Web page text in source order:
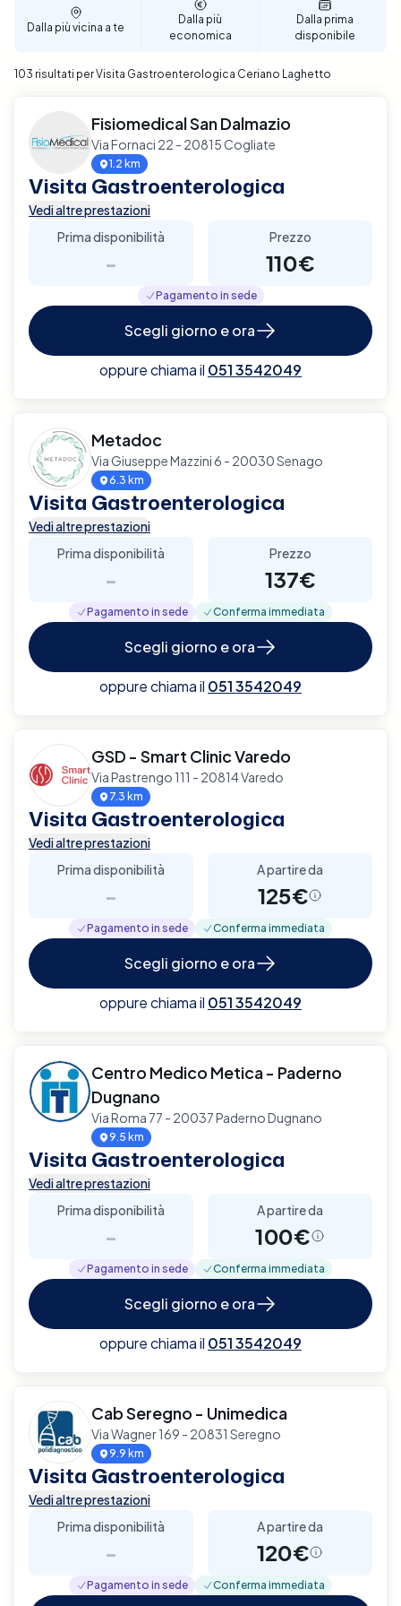
Dalla più vicina a te
Dalla più
economica
Dalla prima
disponibile
103 risultati per Visita Gastroenterologica Ceriano Laghetto
Fisiomedical San Dalmazio
Via Fornaci 22 - 20815 Cogliate
1.2 km
Visita Gastroenterologica
Vedi altre prestazioni
Prima disponibilità
-
Prezzo
110€
Pagamento in sede
Scegli giorno e ora
oppure chiama il 051 3542049
Metadoc
Via Giuseppe Mazzini 6 - 20030 Senago
6.3 km
Visita Gastroenterologica
Vedi altre prestazioni
Prima disponibilità
-
Prezzo
137€
Pagamento in sede Conferma immediata
Scegli giorno e ora
oppure chiama il 051 3542049
GSD - Smart Clinic Varedo
Via Pastrengo 111 - 20814 Varedo
7.3 km
Visita Gastroenterologica
Vedi altre prestazioni
Prima disponibilità
-
A partire da
125€
Pagamento in sede Conferma immediata
Scegli giorno e ora
oppure chiama il 051 3542049
Centro Medico Metica - Paderno
Dugnano
Via Roma 77 - 20037 Paderno Dugnano
9.5 km
Visita Gastroenterologica
Vedi altre prestazioni
Prima disponibilità
-
A partire da
100€
Pagamento in sede Conferma immediata
Scegli giorno e ora
oppure chiama il 051 3542049
Cab Seregno - Unimedica
Via Wagner 169 - 20831 Seregno
9.9 km
Visita Gastroenterologica
Vedi altre prestazioni
Prima disponibilità
-
A partire da
120€
Pagamento in sede Conferma immediata